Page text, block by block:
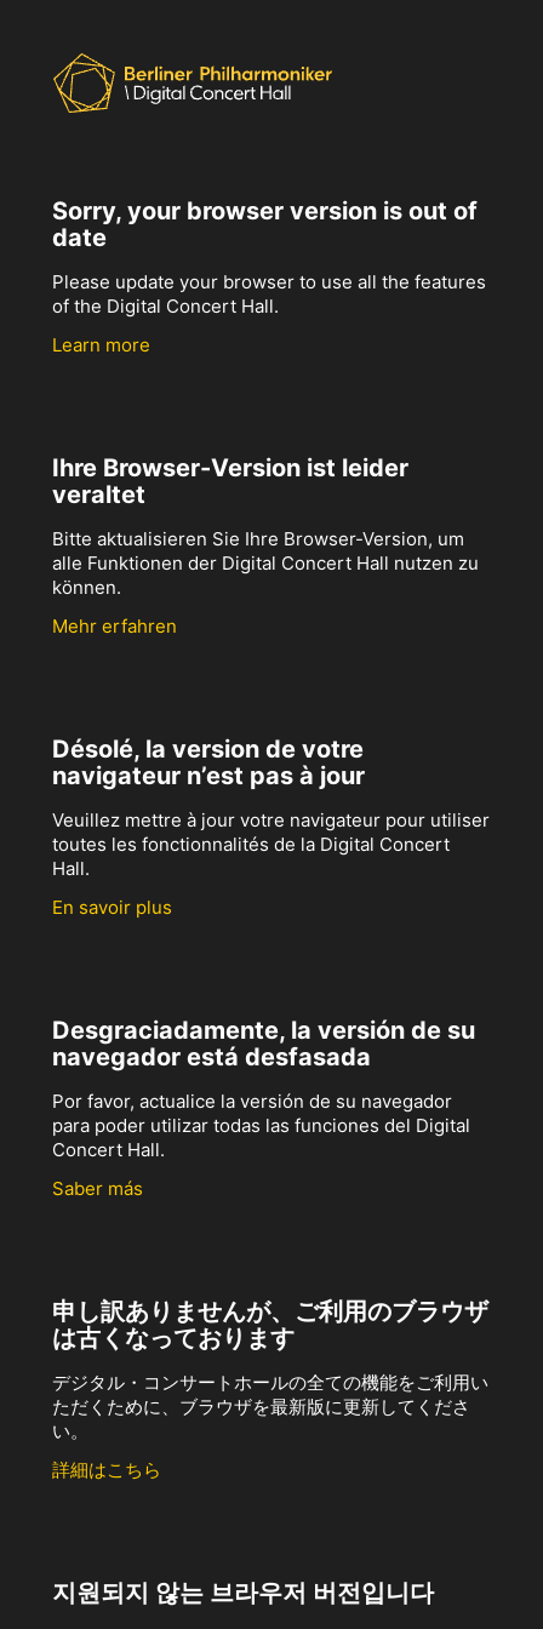
Sorry, your browser version is out of
date
Please update your browser to use all the features
of the Digital Concert Hall.
Learn more
Ihre Browser-Version ist leider
veraltet
Bitte aktualisieren Sie Ihre Browser-Version, um
alle Funktionen der Digital Concert Hall nutzen zu
können.
Mehr erfahren
Désolé, la version de votre
navigateur n’est pas à jour
Veuillez mettre à jour votre navigateur pour utiliser
toutes les fonctionnalités de la Digital Concert
Hall.
En savoir plus
Desgraciadamente, la versión de su
navegador está desfasada
Por favor, actualice la versión de su navegador
para poder utilizar todas las funciones del Digital
Concert Hall.
Saber más
申し訳ありませんが、ご利用のブラウザ
は古くなっております
デジタル・コンサートホールの全ての機能をご利用い
ただくために、ブラウザを最新版に更新してくださ
い。
詳細はこちら
지원되지 않는 브라우저 버전입니다